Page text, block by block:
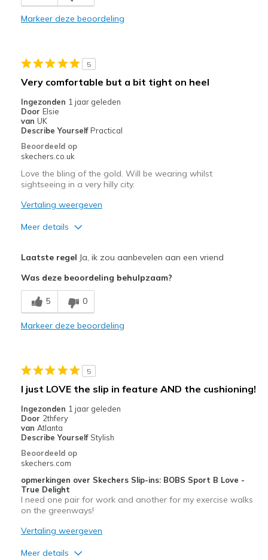
Comfortable
Minpunten
Larger color selection
Too expensive
Beste toepassingen
Casual Wear
Travel
Width
Feels too narrow
Sizing
View On Shoes
Markeer deze beoordeling
5
Very comfortable but a bit tight on heel
Ingezonden 1 jaar geleden
Door Elsie
van UK
Describe Yourself Practical
Beoordeeld op
skechers.co.uk
Love the bling of the gold. Will be wearing whilst
sightseeing in a very hilly city.
Vertaling weergeven
Meer details
Comfortable
Stylish
Width
Sizing
Feels true to size
View On Shoes
Laatste regel Ja, ik zou aanbevelen aan een vriend
Was deze beoordeling behulpzaam?
5 0
Markeer deze beoordeling
5
I just LOVE the slip in feature AND the cushioning!
Ingezonden 1 jaar geleden
Door 2thfery
van Atlanta
Describe Yourself Stylish
Beoordeeld op
skechers.com
opmerkingen over Skechers Slip-ins: BOBS Sport B Love -
True Delight
I need one pair for work and another for my exercise walks
on the greenways!
Vertaling weergeven
Meer details